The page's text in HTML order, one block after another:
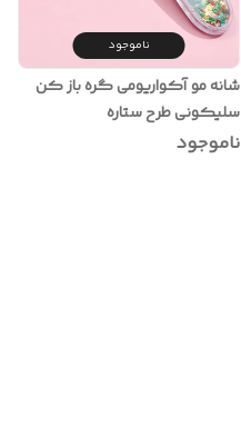
ناموجود
شانه مو آکواریومی گره باز کن
سلیکونی طرح ستاره
ناموجود